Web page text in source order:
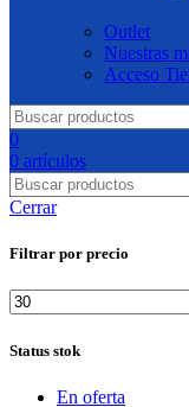
Outlet
Nuestras
Acceso
0
0 artículos
Cerrar
Filtrar por precio
Precio
mínimo
Status stok
En oferta